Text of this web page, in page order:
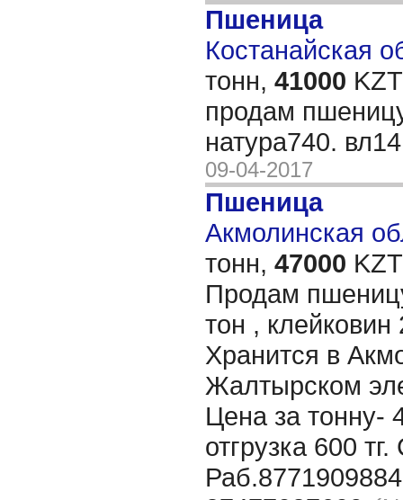
Пшеница
Костанайская
тонн, 41000
продам
натура740.
09-04-2017
Пшеница
Акмолинская
тонн, 47000
Продам
тон ,
Хранится в
Жалтырском
Цена за тонну-
отгрузка 600